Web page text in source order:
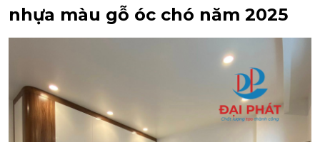
nhựa màu gỗ óc chó năm 2025